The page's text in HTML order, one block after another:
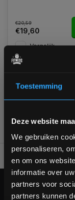
Toestemming
Deze website
We gebruiken
personaliseren,
en om ons
informatie over
partners voor
partners kunnen
€20,59
€19,60
Vergelijk
Voor 95% direct
Bam!
Schrijf je in
blijven over
interessante info.